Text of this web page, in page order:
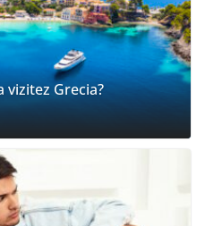
vizitez Grecia?